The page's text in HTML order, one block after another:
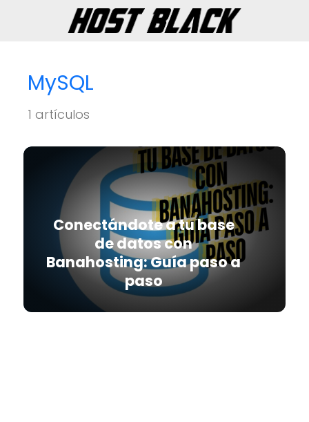
MySQL
1 artículos
Conectándote a tu base
de datos con
Banahosting: Guía paso a
paso